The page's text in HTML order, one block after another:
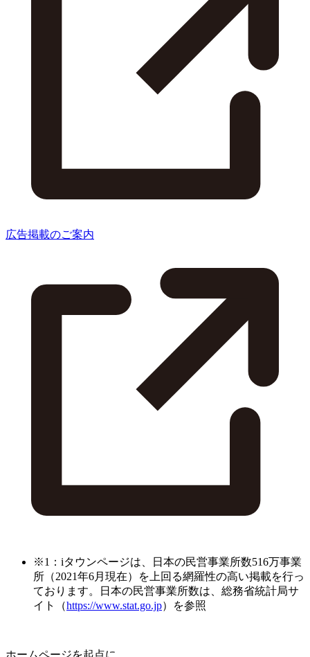
広告掲載のご案内
※1：iタウンページは、日本の民営事業所数516万事業
所（2021年6月現在）を上回る網羅性の高い掲載を行っ
ております。日本の民営事業所数は、総務省統計局サ
イト（https://www.stat.go.jp）を参照